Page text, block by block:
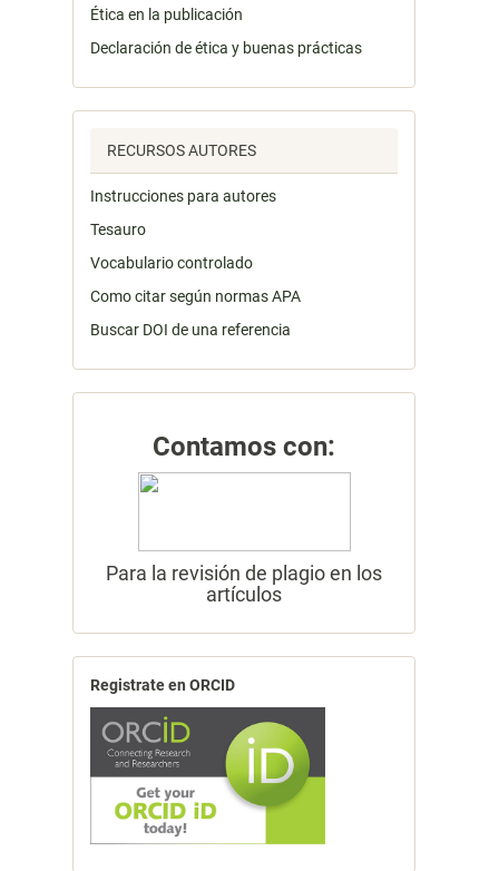
Ética en la publicación
Declaración de ética y buenas prácticas
RECURSOS AUTORES
Instrucciones para autores
Tesauro
Vocabulario controlado
Como citar según normas APA
Buscar DOI de una referencia
Contamos con:
Para la revisión de plagio en los
artículos
Registrate en ORCID